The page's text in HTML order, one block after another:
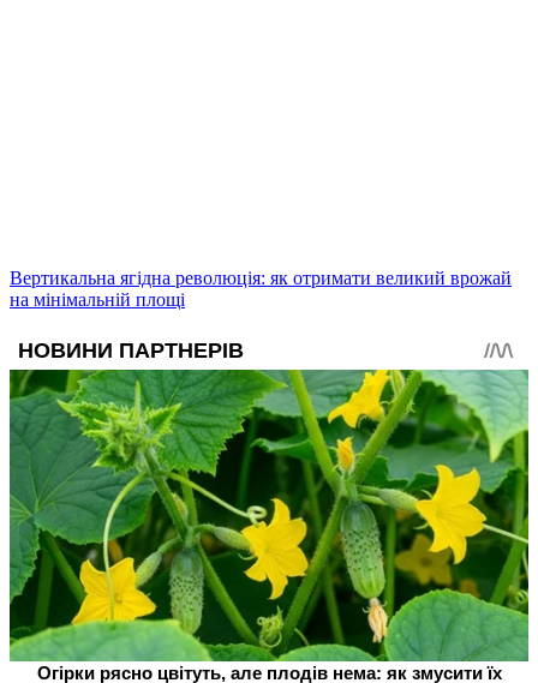
Вертикальна ягідна революція: як отримати великий врожай
на мінімальній площі